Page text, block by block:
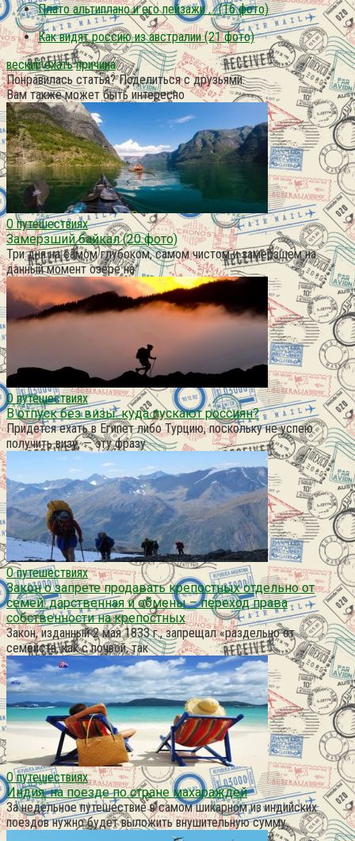
Плато альтиплано и его пейзажи … (16 фото)
Как видят россию из австралии (21 фото)
веский ехать причина
Понравилась статья? Поделиться с друзьями:
Вам также может быть интересно
О путешествиях
Замерзший байкал (20 фото)
Три дня на самом глубоком, самом чистом и замерзшем на
данный момент озере на
О путешествиях
В отпуск без визы: куда пускают россиян?
Придется ехать в Египет либо Турцию, поскольку не успею
получить визу, — эту фразу
О путешествиях
Закон о запрете продавать крепостных отдельно от
семей. дарственная и обмены – переход права
собственности на крепостных
Закон, изданный 2 мая 1833 г., запрещал «раздельно от
семейств, как с почвой, так
О путешествиях
Индия: на поезде по стране махараждей
За недельное путешествие в самом шикарном из индийских
поездов нужно будет выложить внушительную сумму.